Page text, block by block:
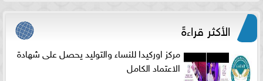
الأكثر قراءةً
مركز اوركيدا للنساء والتوليد يحصل على شهادة
الاعتماد الكامل